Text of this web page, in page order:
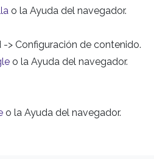
o la Ayuda del navegador.
> Configuración de contenido.
o la Ayuda del navegador.
o la Ayuda del navegador.